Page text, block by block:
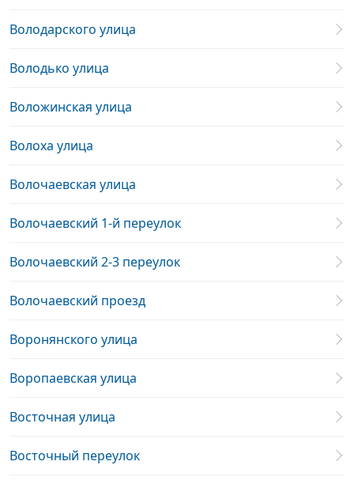
Володарского улица
Володько улица
Воложинская улица
Волоха улица
Волочаевская улица
Волочаевский 1-й переулок
Волочаевский 2-3 переулок
Волочаевский проезд
Воронянского улица
Воропаевская улица
Восточная улица
Восточный переулок